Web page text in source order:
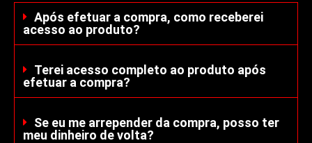
Após efetuar a compra, como receberei
acesso ao produto?
Terei acesso completo ao produto após
efetuar a compra?
Se eu me arrepender da compra, posso ter
meu dinheiro de volta?